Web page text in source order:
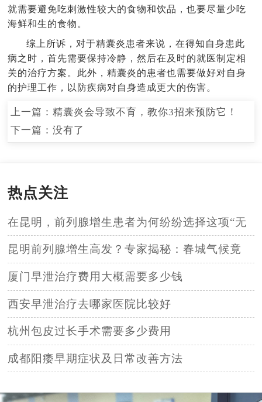
就需要避免吃刺激性较大的食物和饮品，也要尽量少吃
海鲜和生的食物。
综上所诉，对于精囊炎患者来说，在得知自身患此
病之时，首先需要保持冷静，然后在及时的就医制定相
关的治疗方案。此外，精囊炎的患者也需要做好对自身
的护理工作，以防疾病对自身造成更大的伤害。
上一篇： 精囊炎会导致不育，教你3招来预防它！
下一篇：没有了
热点关注
在昆明，前列腺增生患者为何纷纷选择这项“无
创”技术
昆明前列腺增生高发？专家揭秘：春城气候竟
是“双刃剑
厦门早泄治疗费用大概需要多少钱
西安早泄治疗去哪家医院比较好
杭州包皮过长手术需要多少费用
成都阳痿早期症状及日常改善方法